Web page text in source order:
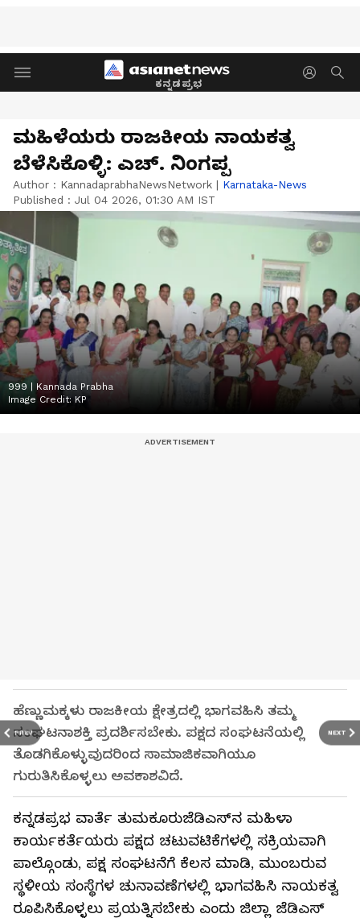
ಕನ್ನಡಪ್ರಭ
PREV NEXT
ಮಹಿಳೆಯರು ರಾಜಕೀಯ ನಾಯಕತ್ವ
ಬೆಳೆಸಿಕೊಳ್ಳಿ: ಎಚ್. ನಿಂಗಪ್ಪ
Author : KannadaprabhaNewsNetwork | Karnataka-News
Published : Jul 04 2026, 01:30 AM IST
999 | Kannada Prabha
Image Credit: KP
ಹೆಣ್ಣುಮಕ್ಕಳು ರಾಜಕೀಯ ಕ್ಷೇತ್ರದಲ್ಲಿ ಭಾಗವಹಿಸಿ ತಮ್ಮ
ಸಂಘಟನಾಶಕ್ತಿ ಪ್ರದರ್ಶಿಸಬೇಕು. ಪಕ್ಷದ ಸಂಘಟನೆಯಲ್ಲಿ
ತೊಡಗಿಕೊಳ್ಳುವುದರಿಂದ ಸಾಮಾಜಿಕವಾಗಿಯೂ
ಗುರುತಿಸಿಕೊಳ್ಳಲು ಅವಕಾಶವಿದೆ.
ಕನ್ನಡಪ್ರಭ ವಾರ್ತೆ ತುಮಕೂರುಜೆಡಿಎಸ್‌ನ ಮಹಿಳಾ
ಕಾರ್ಯಕರ್ತೆಯರು ಪಕ್ಷದ ಚಟುವಟಿಕೆಗಳಲ್ಲಿ ಸಕ್ರಿಯವಾಗಿ
ಪಾಲ್ಗೊಂಡು, ಪಕ್ಷ ಸಂಘಟನೆಗೆ ಕೆಲಸ ಮಾಡಿ, ಮುಂಬರುವ
ಸ್ಥಳೀಯ ಸಂಸ್ಥೆಗಳ ಚುನಾವಣೆಗಳಲ್ಲಿ ಭಾಗವಹಿಸಿ ನಾಯಕತ್ವ
ರೂಪಿಸಿಕೊಳ್ಳಲು ಪ್ರಯತ್ನಿಸಬೇಕು ಎಂದು ಜಿಲ್ಲಾ ಜೆಡಿಎಸ್